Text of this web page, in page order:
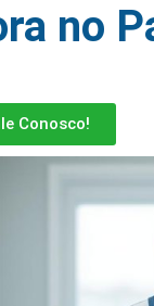
no
Conosco!